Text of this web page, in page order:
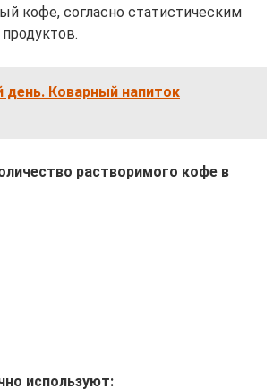
кофе, согласно статистическим
Коварный напиток
растворимого кофе в
используют: